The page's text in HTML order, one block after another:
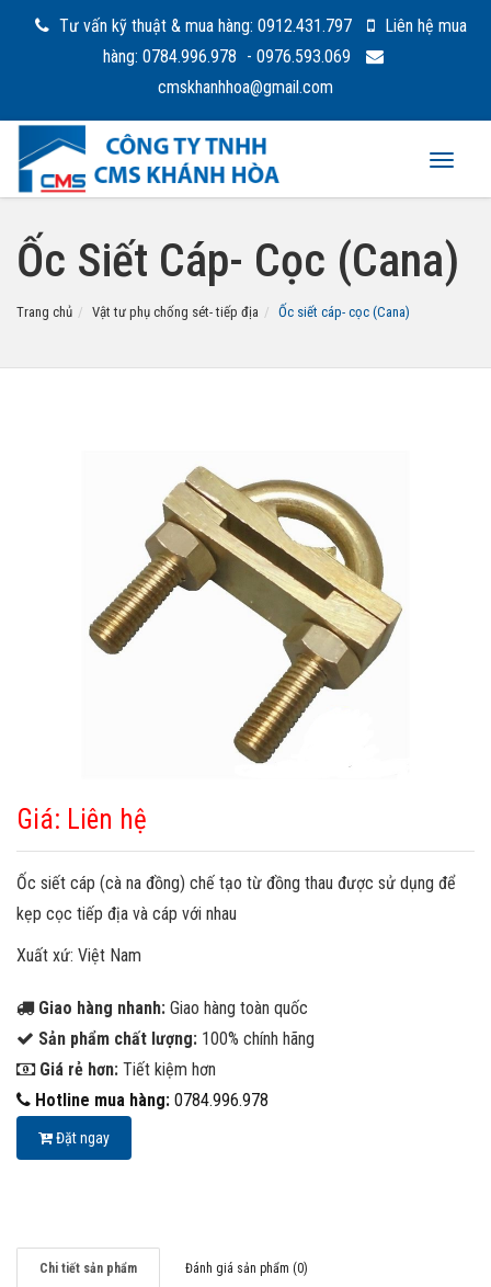
Tư vấn kỹ thuật & mua hàng: 0912.431.797
Liên hệ mua
hàng: 0784.996.978 - 0976.593.069
cmskhanhhoa@gmail.com
Toggle
Ốc Siết Cáp- Cọc (Cana)
Trang chủ Vật tư phụ chống sét- tiếp địa Ốc siết cáp- cọc (Cana)
Giá: Liên hệ
Ốc siết cáp (cà na đồng) chế tạo từ đồng thau được sử dụng để
kẹp cọc tiếp địa và cáp với nhau
Xuất xứ: Việt Nam
Giao hàng nhanh: Giao hàng toàn quốc
Sản phẩm chất lượng: 100% chính hãng
Giá rẻ hơn: Tiết kiệm hơn
Hotline mua hàng: 0784.996.978
Đặt ngay
Chi tiết sản phẩm Đánh giá sản phẩm (0)